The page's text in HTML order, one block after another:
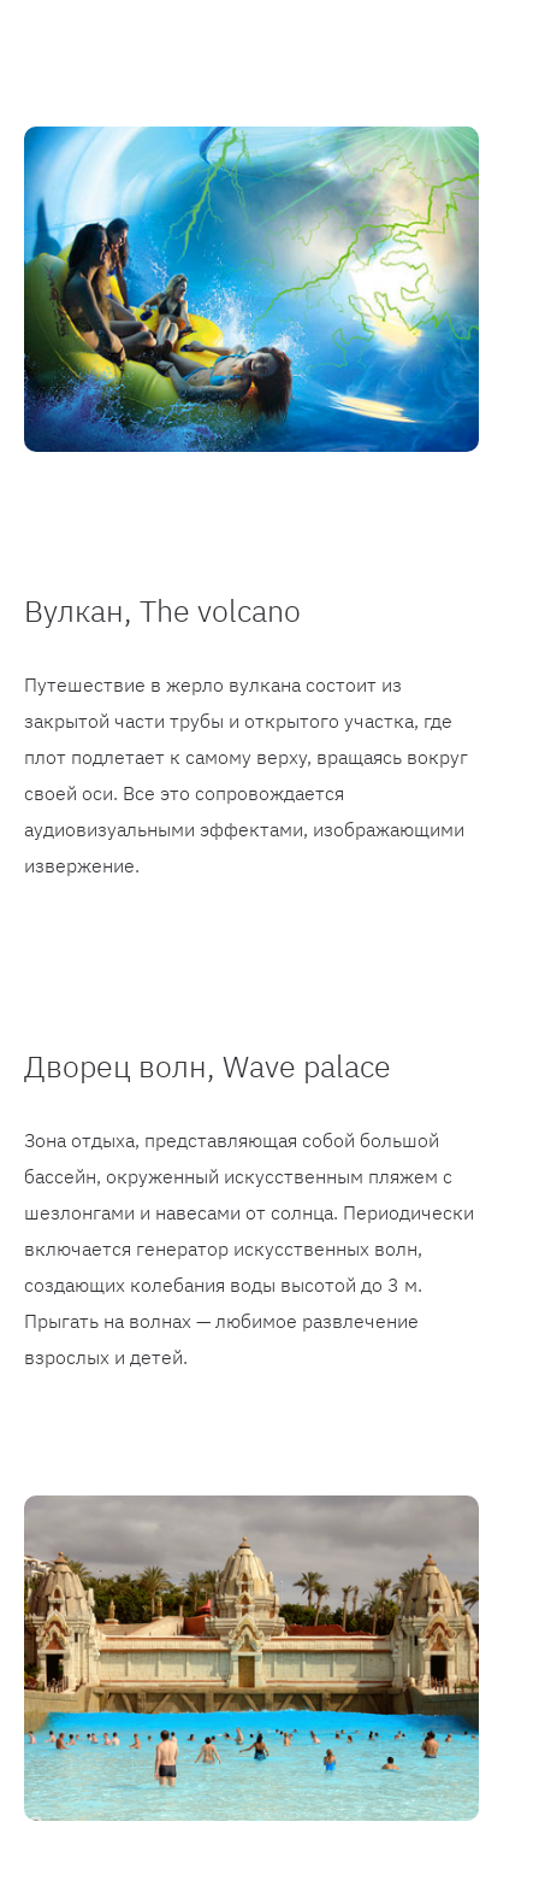
Вулкан, The volcano
Путешествие в жерло вулкана состоит из
закрытой части трубы и открытого участка, где
плот подлетает к самому верху, вращаясь вокруг
своей оси. Все это сопровождается
аудиовизуальными эффектами, изображающими
извержение.
Дворец волн, Wave palace
Зона отдыха, представляющая собой большой
бассейн, окруженный искусственным пляжем с
шезлонгами и навесами от солнца. Периодически
включается генератор искусственных волн,
создающих колебания воды высотой до 3 м.
Прыгать на волнах — любимое развлечение
взрослых и детей.